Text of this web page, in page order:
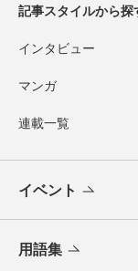
記事スタイルから探
インタビュー
マンガ
連載一覧
イベント
用語集